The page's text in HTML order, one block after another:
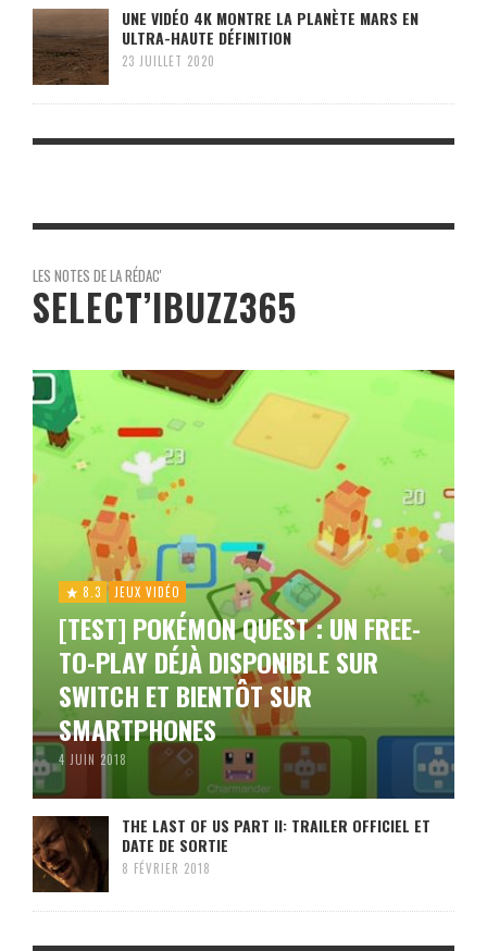
UNE VIDÉO 4K MONTRE LA PLANÈTE MARS EN
ULTRA-HAUTE DÉFINITION
23 JUILLET 2020
LES NOTES DE LA RÉDAC'
SELECT’IBUZZ365
8.3 JEUX VIDÉO
[TEST] POKÉMON QUEST : UN FREE-
TO-PLAY DÉJÀ DISPONIBLE SUR
SWITCH ET BIENTÔT SUR
SMARTPHONES
4 JUIN 2018
THE LAST OF US PART II: TRAILER OFFICIEL ET
DATE DE SORTIE
8 FÉVRIER 2018